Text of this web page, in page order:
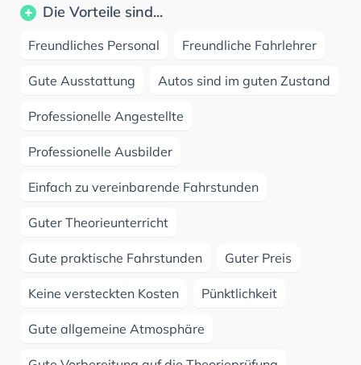
Die Vorteile sind...
Freundliches Personal Freundliche Fahrlehrer
Gute Ausstattung Autos sind im guten Zustand
Professionelle Angestellte
Professionelle Ausbilder
Einfach zu vereinbarende Fahrstunden
Guter Theorieunterricht
Gute praktische Fahrstunden Guter Preis
Keine versteckten Kosten Pünktlichkeit
Gute allgemeine Atmosphäre